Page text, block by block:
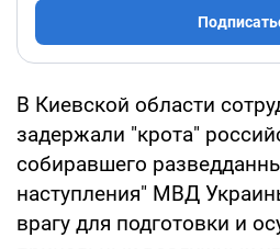
В Киевской области
задержали "крота"
собиравшего
наступления" МВД
врагу для подготовки и